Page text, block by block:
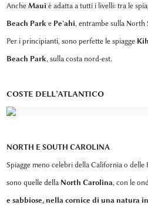
Anche Maui è adatta a tutti i livelli: tra le
Beach Park e Pe'ahi, entrambe sulla North
Per i principianti, sono perfette le spiagge
Beach Park, sulla costa nord-est.
COSTE DELL’ATLANTICO
NORTH E SOUTH CAROLINA
Spiagge meno celebri della California o
sono quelle della North Carolina, con le
e sabbiose, nella cornice di una natura